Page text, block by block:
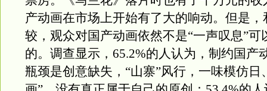
产动画在市场上开始有了大的响动。但是，
较，观众对国产动画依然不是“一声叹息”可
的。调查显示，65.2%的人认为，制约国产
瓶颈是创意缺失，“山寨”风行，一味模仿日